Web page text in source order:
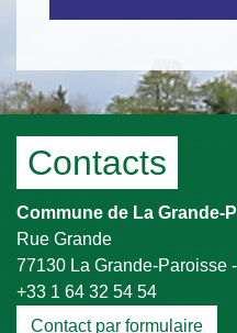
Contacts
Commune de La Grande-
Rue Grande
77130 La Grande-Paroisse
+33 1 64 32 54 54
Contact par formulaire